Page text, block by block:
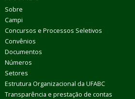
Sobre
Campi
Concursos e Processos Seletivos
Convênios
Documentos
Números
Setores
Estrutura Organizacional da UFABC
Transparência e prestação de contas